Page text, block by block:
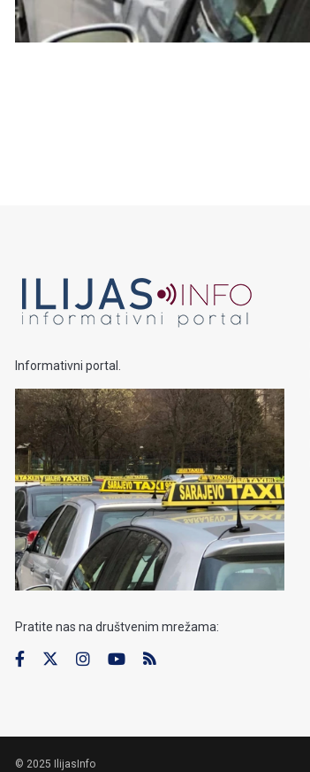
Informativni portal.
Pratite nas na društvenim mrežama:
© 2025 IlijasInfo